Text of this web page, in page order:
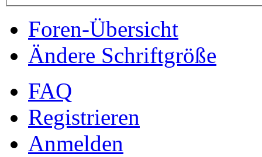
Foren-Übersicht
Ändere Schriftgröße
FAQ
Registrieren
Anmelden